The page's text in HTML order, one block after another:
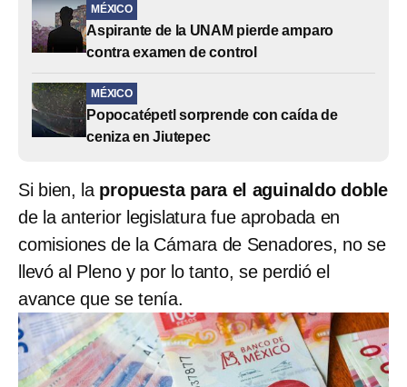
MÉXICO
Aspirante de la UNAM pierde amparo
contra examen de control
MÉXICO
Popocatépetl sorprende con caída de
ceniza en Jiutepec
Si bien, la propuesta para el aguinaldo doble
de la anterior legislatura fue aprobada en
comisiones de la Cámara de Senadores, no se
llevó al Pleno y por lo tanto, se perdió el
avance que se tenía.